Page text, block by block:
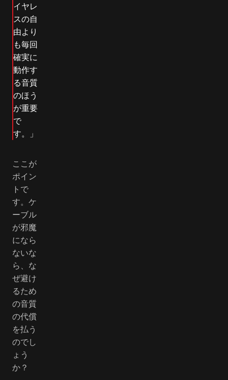
イヤレ
スの自
由より
も毎回
確実に
動作す
る音質
のほう
が重要
で
す。」
ここが
ポイン
トで
す。ケ
ーブル
が邪魔
になら
ないな
ら、な
ぜ避け
るため
の音質
の代償
を払う
のでし
ょう
か？